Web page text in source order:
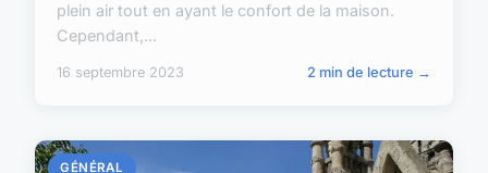
plein air tout en ayant le confort de la maison.
Cependant,...
16 septembre 2023 2 min de lecture →
GÉNÉRAL